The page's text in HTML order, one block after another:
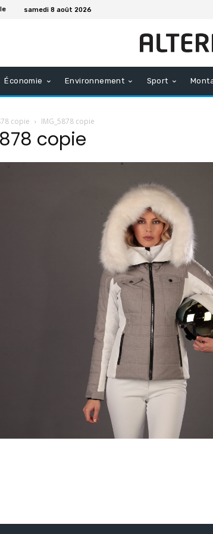
samedi 8 août 2026
Économie Environnement Sport
copie IMG_5878 copie
copie